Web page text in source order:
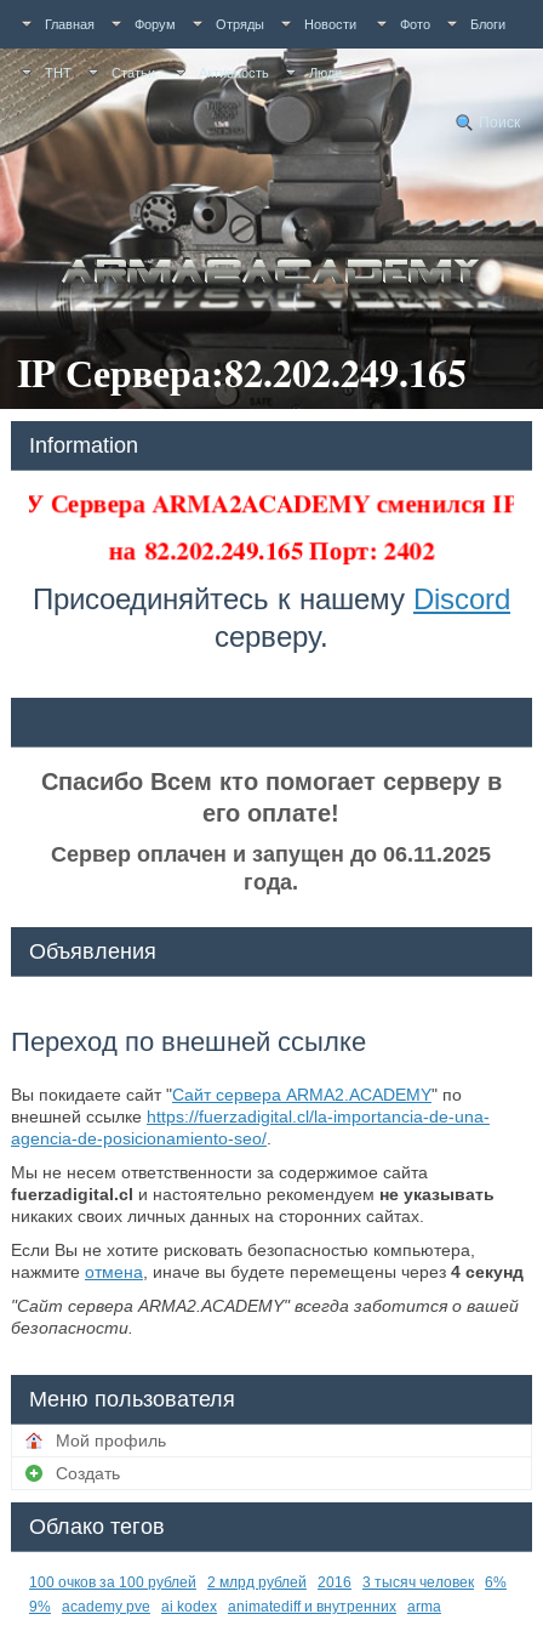
Главная Форум Отряды Новости Фото Блоги
ТНТ Статьи Активность Люди
Поиск
IP Сервера:82.202.249.165
Information
У Сервера ARMA2ACADEMY сменился IP
на 82.202.249.165 Порт: 2402
Присоединяйтесь к нашему Discord
серверу.
Спасибо Всем кто помогает серверу в
его оплате!
Сервер оплачен и запущен до 06.11.2025
года.
Объявления
Переход по внешней ссылке
Вы покидаете сайт "Сайт сервера ARMA2.ACADEMY" по
внешней ссылке https://fuerzadigital.cl/la-importancia-de-una-
agencia-de-posicionamiento-seo/.
Мы не несем ответственности за содержимое сайта
fuerzadigital.cl и настоятельно рекомендуем не указывать
никаких своих личных данных на сторонних сайтах.
Если Вы не хотите рисковать безопасностью компьютера,
нажмите отмена , иначе вы будете перемещены через 4секунд
"Сайт сервера ARMA2.ACADEMY" всегда заботится о вашей
безопасности.
Меню пользователя
Мой профиль
Создать
Облако тегов
100 очков за 100 рублей 2 млрд рублей 2016 3 тысяч человек
6%
9%
academy pve ai kodex animatediff и внутренних arma